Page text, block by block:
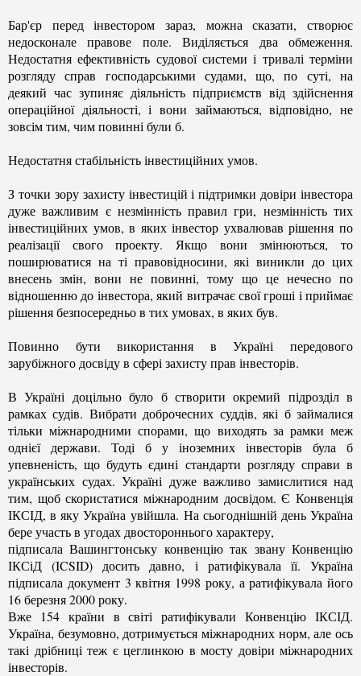
Бар'єр перед інвестором зараз, можна сказати, створює
недосконале правове поле. Виділяється два обмеження.
Недостатня ефективність судової системи і тривалі терміни
розгляду справ господарськими судами, що, по суті, на
деякий час зупиняє діяльність підприємств від здійснення
операційної діяльності, і вони займаються, відповідно, не
зовсім тим, чим повинні були б.
Недостатня стабільність інвестиційних умов.
З точки зору захисту інвестицій і підтримки довіри інвестора
дуже важливим є незмінність правил гри, незмінність тих
інвестиційних умов, в яких інвестор ухвалював рішення по
реалізації свого проекту. Якщо вони змінюються, то
поширюватися на ті правовідносини, які виникли до цих
внесень змін, вони не повинні, тому що це нечесно по
відношенню до інвестора, який витрачає свої гроші і приймає
рішення безпосередньо в тих умовах, в яких був.
Повинно бути використання в Україні передового
зарубіжного досвіду в сфері захисту прав інвесторів.
В Україні доцільно було б створити окремий підрозділ в
рамках судів. Вибрати доброчесних суддів, які б займалися
тільки міжнародними спорами, що виходять за рамки меж
однієї держави. Тоді б у іноземних інвесторів була б
упевненість, що будуть єдині стандарти розгляду справи в
українських судах. Україні дуже важливо замислитися над
тим, щоб скористатися міжнародним досвідом. Є Конвенція
ІКСІД, в яку Україна увійшла. На сьогоднішній день Україна
бере участь в угодах двостороннього характеру,
підписала Вашингтонську конвенцію так звану Конвенцію
ІКСіД (ICSID) досить давно, і ратифікувала її. Україна
підписала документ 3 квітня 1998 року, а ратифікувала його
16 березня 2000 року.
Вже 154 країни в світі ратифікували Конвенцію ІКСІД.
Україна, безумовно, дотримується міжнародних норм, але ось
такі дрібниці теж є цеглинкою в мосту довіри міжнародних
інвесторів.